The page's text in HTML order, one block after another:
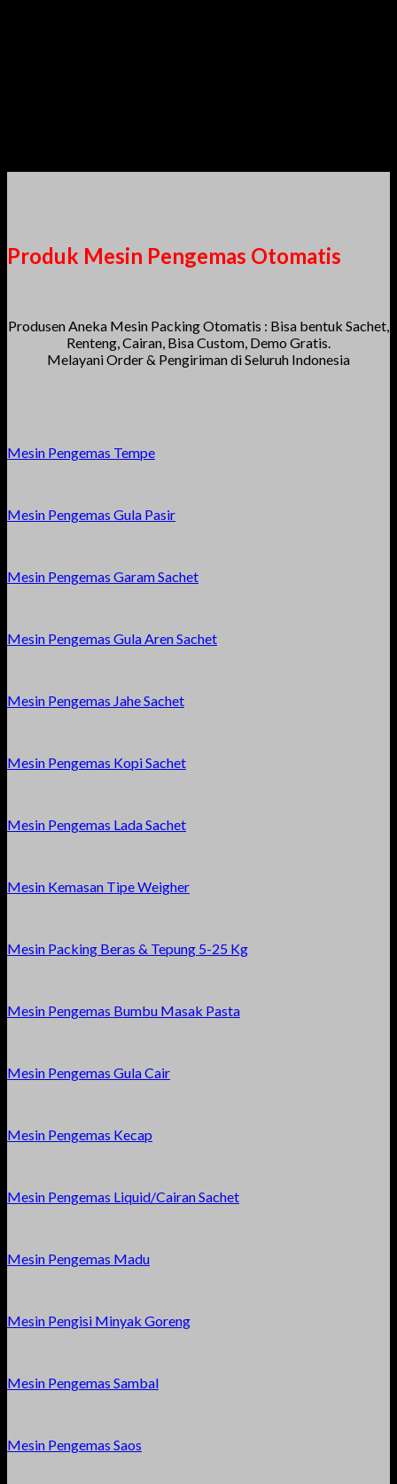
Produk Mesin Pengemas Otomatis
Produsen Aneka Mesin Packing Otomatis : Bisa bentuk Sachet,
Renteng, Cairan, Bisa Custom, Demo Gratis.
Melayani Order & Pengiriman di Seluruh Indonesia
Mesin Pengemas Tempe
Mesin Pengemas Gula Pasir
Mesin Pengemas Garam Sachet
Mesin Pengemas Gula Aren Sachet
Mesin Pengemas Jahe Sachet
Mesin Pengemas Kopi Sachet
Mesin Pengemas Lada Sachet
Mesin Kemasan Tipe Weigher
Mesin Packing Beras & Tepung 5-25 Kg
Mesin Pengemas Bumbu Masak Pasta
Mesin Pengemas Gula Cair
Mesin Pengemas Kecap
Mesin Pengemas Liquid/Cairan Sachet
Mesin Pengemas Madu
Mesin Pengisi Minyak Goreng
Mesin Pengemas Sambal
Mesin Pengemas Saos